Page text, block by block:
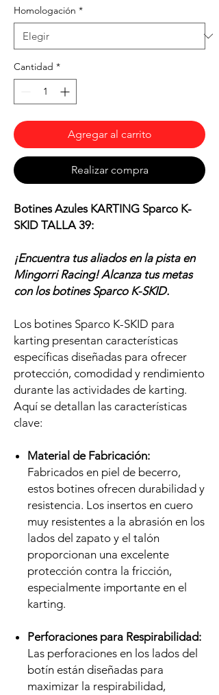
Homologación *
Cantidad *
Agregar al carrito
Realizar compra
Botines Azules KARTING Sparco K-
SKID TALLA 39:
¡Encuentra tus aliados en la pista en
Mingorri Racing! Alcanza tus metas
con los botines Sparco K-SKID.
Los botines Sparco K-SKID para
karting presentan características
específicas diseñadas para ofrecer
protección, comodidad y rendimiento
durante las actividades de karting.
Aquí se detallan las características
clave:
Material de Fabricación:
Fabricados en piel de becerro,
estos botines ofrecen durabilidad y
resistencia. Los insertos en cuero
muy resistentes a la abrasión en los
lados del zapato y el talón
proporcionan una excelente
protección contra la fricción,
especialmente importante en el
karting.
Perforaciones para Respirabilidad:
Las perforaciones en los lados del
botín están diseñadas para
maximizar la respirabilidad,